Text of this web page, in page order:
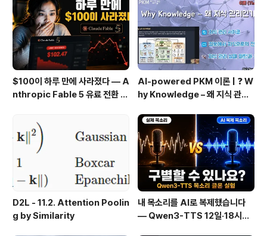
보게 됩니다. 테스트를 작성하려면 이 과정을 거쳐야 합니
다. iframe..
$100이 하루 만에 사라졌다 — A
nthropic Fable 5 유료 전환 사
AI-powered PKM 이론 | ❓ W
hy Knowledge – 왜 지식 관리
보에서 지식으로의 전환, 🛠️ 지식
관리 실패 패턴과 극복
D2L - 11.2. Attention Poolin
g by Similarity
내 목소리를 AI로 복제했습니다
— Qwen3-TTS 12일·18시간